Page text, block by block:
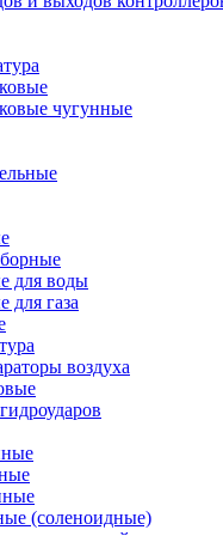
чугунные
для воды
газа
воздуха
(соленоидные)